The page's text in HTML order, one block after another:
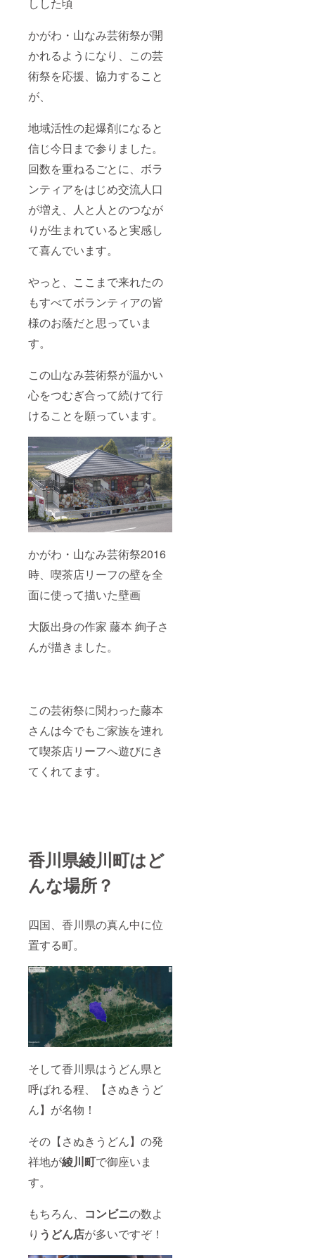
かがわ・山なみ芸術祭が開
かれるようになり、この芸
術祭を応援、協力すること
が、
地域活性の起爆剤になると
信じ今日まで参りました。
回数を重ねるごとに、ボラ
ンティアをはじめ交流人口
が増え、人と人とのつなが
りが生まれていると実感し
て喜んでいます。
やっと、ここまで来れたの
もすべてボランティアの皆
様のお蔭だと思っていま
す。
この山なみ芸術祭が温かい
心をつむぎ合って続けて行
けることを願っています。
かがわ・山なみ芸術祭2016
時、喫茶店リーフの壁を全
面に使って描いた壁画
大阪出身の作家 藤本 絢子さ
んが描きました。
この芸術祭に関わった藤本
さんは今でもご家族を連れ
て喫茶店リーフへ遊びにき
てくれてます。
香川県綾川町はど
んな場所？
四国、香川県の真ん中に位
置する町。
そして香川県はうどん県と
呼ばれる程、【さぬきうど
ん】が名物！
その【さぬきうどん】の発
祥地が綾川町で御座いま
す。
もちろん、 コンビニの数よ
り うどん店が多いですぞ！